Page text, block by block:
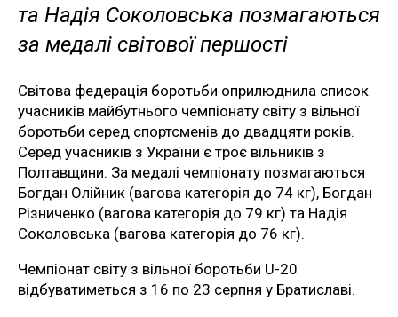
та Надія Соколовська позмагаються
за медалі світової першості
Світова федерація боротьби оприлюднила список
учасників майбутнього чемпіонату світу з вільної
боротьби серед спортсменів до двадцяти років.
Серед учасників з України є троє вільників з
Полтавщини. За медалі чемпіонату позмагаються
Богдан Олійник (вагова категорія до 74 кг), Богдан
Різниченко (вагова категорія до 79 кг) та Надія
Соколовська (вагова категорія до 76 кг).
Чемпіонат світу з вільної боротьби U-20
відбуватиметься з 16 по 23 серпня у Братиславі.